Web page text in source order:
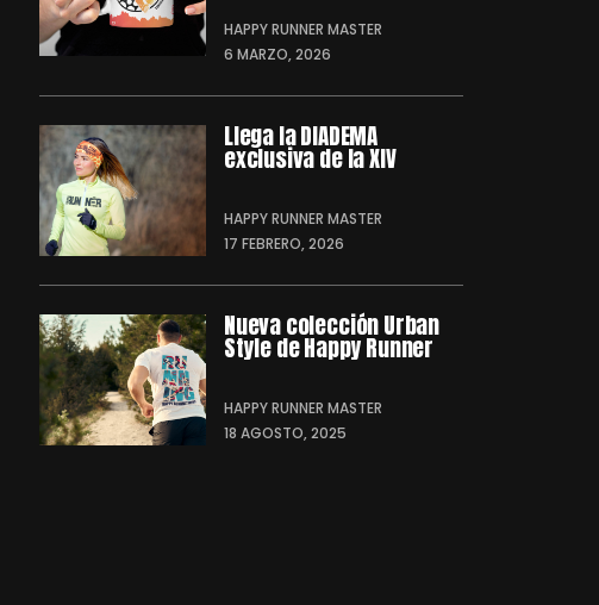
HAPPY RUNNER MASTER
6 MARZO, 2026
Llega la DIADEMA
exclusiva de la XIV
HAPPY RUNNER MASTER
17 FEBRERO, 2026
Nueva colección Urban
Style de Happy Runner
HAPPY RUNNER MASTER
18 AGOSTO, 2025